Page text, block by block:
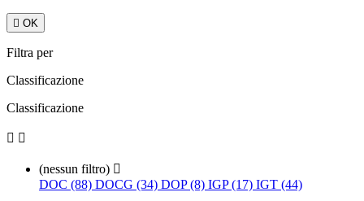
 OK
Filtra per
Classificazione
Classificazione
 
(nessun filtro) 
DOC (88) DOCG (34) DOP (8) IGP (17) IGT (44)